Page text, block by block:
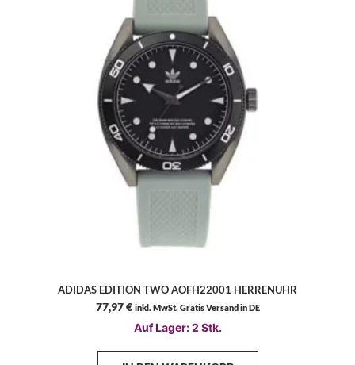
ADIDAS EDITION TWO AOFH22001 HERRENUHR
77,97€ inkl. MwSt. Gratis Versand in DE
Auf Lager: 2 Stk.